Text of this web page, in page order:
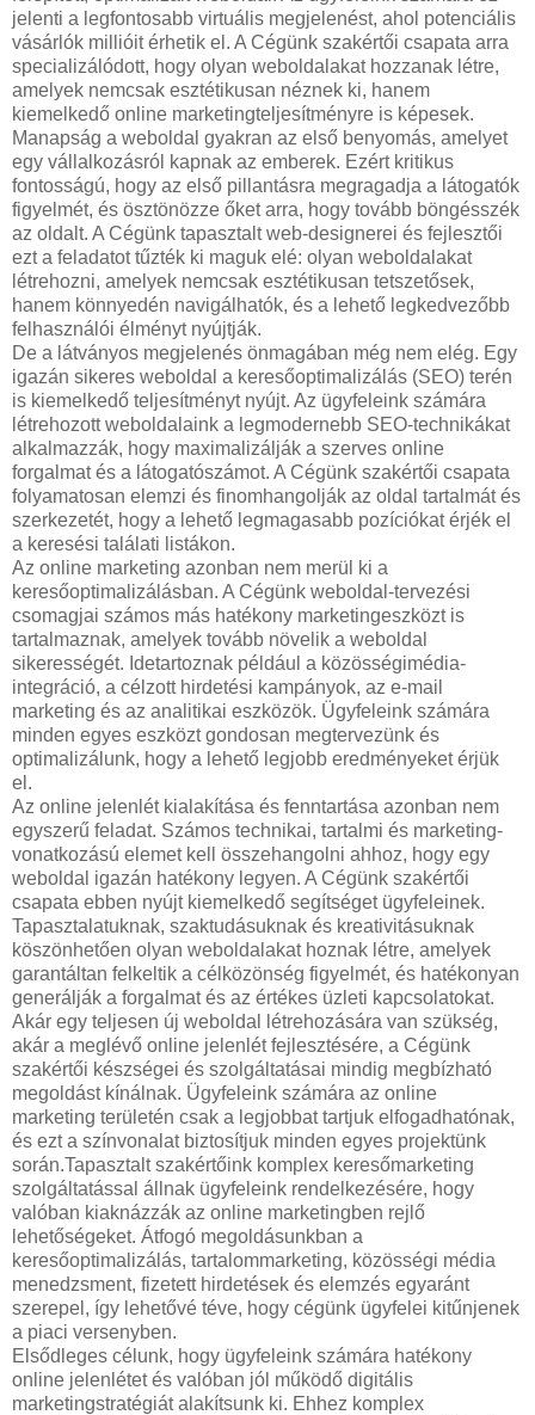
jelenti a legfontosabb virtuális megjelenést, ahol potenciális
vásárlók millióit érhetik el. A Cégünk szakértői csapata arra
specializálódott, hogy olyan weboldalakat hozzanak létre,
amelyek nemcsak esztétikusan néznek ki, hanem
kiemelkedő online marketingteljesítményre is képesek.
Manapság a weboldal gyakran az első benyomás, amelyet
egy vállalkozásról kapnak az emberek. Ezért kritikus
fontosságú, hogy az első pillantásra megragadja a látogatók
figyelmét, és ösztönözze őket arra, hogy tovább böngésszék
az oldalt. A Cégünk tapasztalt web-designerei és fejlesztői
ezt a feladatot tűzték ki maguk elé: olyan weboldalakat
létrehozni, amelyek nemcsak esztétikusan tetszetősek,
hanem könnyedén navigálhatók, és a lehető legkedvezőbb
felhasználói élményt nyújtják.
De a látványos megjelenés önmagában még nem elég. Egy
igazán sikeres weboldal a keresőoptimalizálás (SEO) terén
is kiemelkedő teljesítményt nyújt. Az ügyfeleink számára
létrehozott weboldalaink a legmodernebb SEO-technikákat
alkalmazzák, hogy maximalizálják a szerves online
forgalmat és a látogatószámot. A Cégünk szakértői csapata
folyamatosan elemzi és finomhangolják az oldal tartalmát és
szerkezetét, hogy a lehető legmagasabb pozíciókat érjék el
a keresési találati listákon.
Az online marketing azonban nem merül ki a
keresőoptimalizálásban. A Cégünk weboldal-tervezési
csomagjai számos más hatékony marketingeszközt is
tartalmaznak, amelyek tovább növelik a weboldal
sikerességét. Idetartoznak például a közösségimédia-
integráció, a célzott hirdetési kampányok, az e-mail
marketing és az analitikai eszközök. Ügyfeleink számára
minden egyes eszközt gondosan megtervezünk és
optimalizálunk, hogy a lehető legjobb eredményeket érjük
el.
Az online jelenlét kialakítása és fenntartása azonban nem
egyszerű feladat. Számos technikai, tartalmi és marketing-
vonatkozású elemet kell összehangolni ahhoz, hogy egy
weboldal igazán hatékony legyen. A Cégünk szakértői
csapata ebben nyújt kiemelkedő segítséget ügyfeleinek.
Tapasztalatuknak, szaktudásuknak és kreativitásuknak
köszönhetően olyan weboldalakat hoznak létre, amelyek
garantáltan felkeltik a célközönség figyelmét, és hatékonyan
generálják a forgalmat és az értékes üzleti kapcsolatokat.
Akár egy teljesen új weboldal létrehozására van szükség,
akár a meglévő online jelenlét fejlesztésére, a Cégünk
szakértői készségei és szolgáltatásai mindig megbízható
megoldást kínálnak. Ügyfeleink számára az online
marketing területén csak a legjobbat tartjuk elfogadhatónak,
és ezt a színvonalat biztosítjuk minden egyes projektünk
során.Tapasztalt szakértőink komplex keresőmarketing
szolgáltatással állnak ügyfeleink rendelkezésére, hogy
valóban kiaknázzák az online marketingben rejlő
lehetőségeket. Átfogó megoldásunkban a
keresőoptimalizálás, tartalommarketing, közösségi média
menedzsment, fizetett hirdetések és elemzés egyaránt
szerepel, így lehetővé téve, hogy cégünk ügyfelei kitűnjenek
a piaci versenyben.
Elsődleges célunk, hogy ügyfeleink számára hatékony
online jelenlétet és valóban jól működő digitális
marketingstratégiát alakítsunk ki. Ehhez komplex